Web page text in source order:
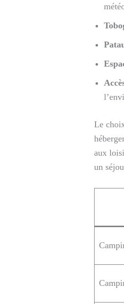
Le
aux
un